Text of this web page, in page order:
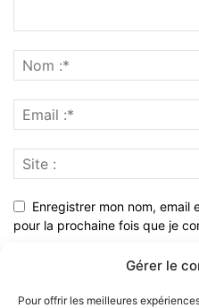
Gérer le
Pour offrir les meilleures
Enregistrer mon nom,
pour la prochaine fois que je